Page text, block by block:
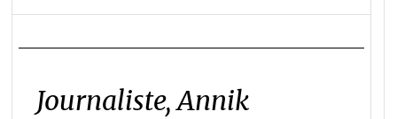
Journaliste, Annik